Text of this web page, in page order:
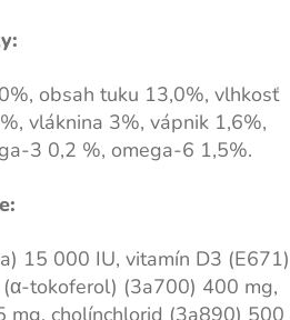
obsah tuku 13,0%, vlhkosť
vláknina 3%, vápnik 1,6%,
3 0,2 %, omega-6 1,5%.
15 000 IU, vitamín D3
tokoferol) (3a700) 400 mg,
mg, cholínchlorid (3a890) 500